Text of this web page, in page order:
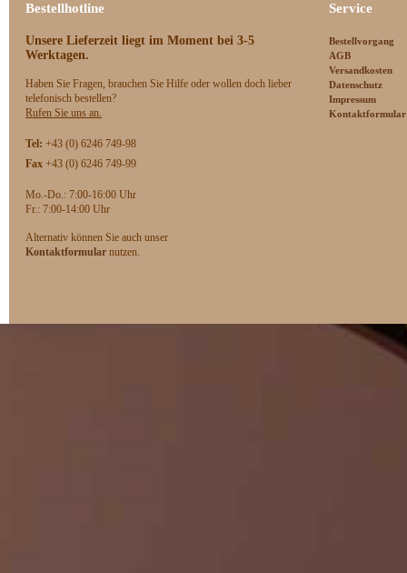
Bestellhotline
Unsere Lieferzeit liegt im Moment bei 3-5
Werktagen.
Haben Sie Fragen, brauchen Sie Hilfe oder wollen doch lieber
telefonisch bestellen?
Rufen Sie uns an.
Tel: +43 (0) 6246 749-98
Fax +43 (0) 6246 749-99
Mo.-Do.: 7:00-16:00 Uhr
Fr.: 7:00-14:00 Uhr
Alternativ können Sie auch unser
Kontaktformular nutzen.
Service
Bestellvorgang
AGB
Versandkosten
Datenschutz
Impressum
Kontaktformular